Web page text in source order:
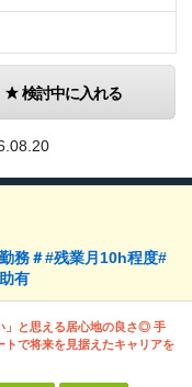
検討中に入れる
務＃#残業月10h程度#
有
」と思える居心地の良さ◎ 手
トで将来を見据えたキャリアを